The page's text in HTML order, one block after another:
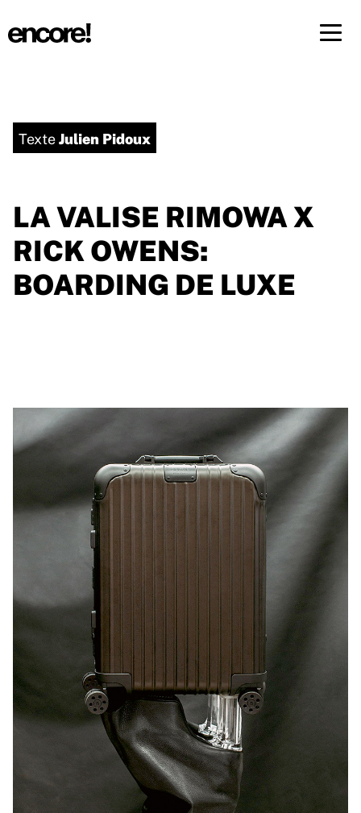
TexteJulien Pidoux
LA VALISE RIMOWA X
RICK OWENS:
BOARDING DE LUXE